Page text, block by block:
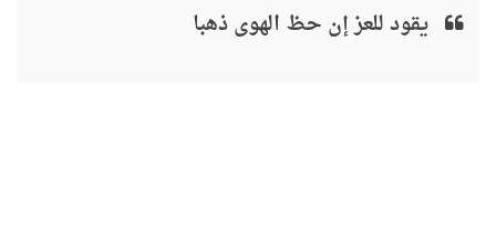
يقود للعز إن حظ الهوى ذهبا